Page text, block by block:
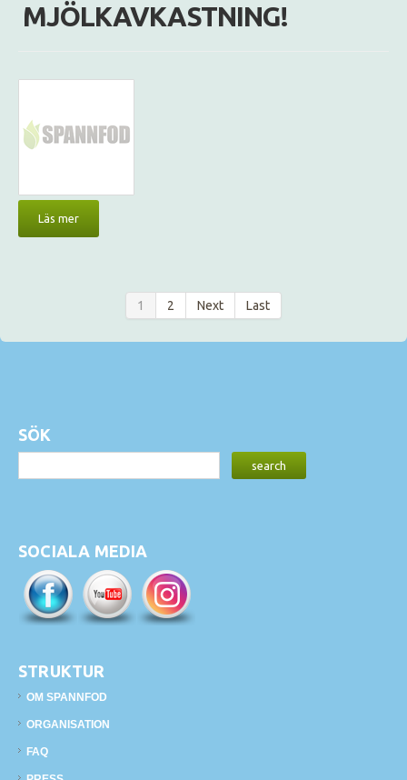
MJÖLKAVKASTNING!
Läs mer
1 2 Next Last
SÖK
SOCIALA MEDIA
STRUKTUR
OM SPANNFOD
ORGANISATION
FAQ